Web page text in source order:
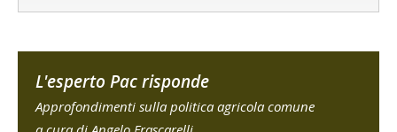
L'esperto Pac risponde
Approfondimenti sulla politica agricola comune